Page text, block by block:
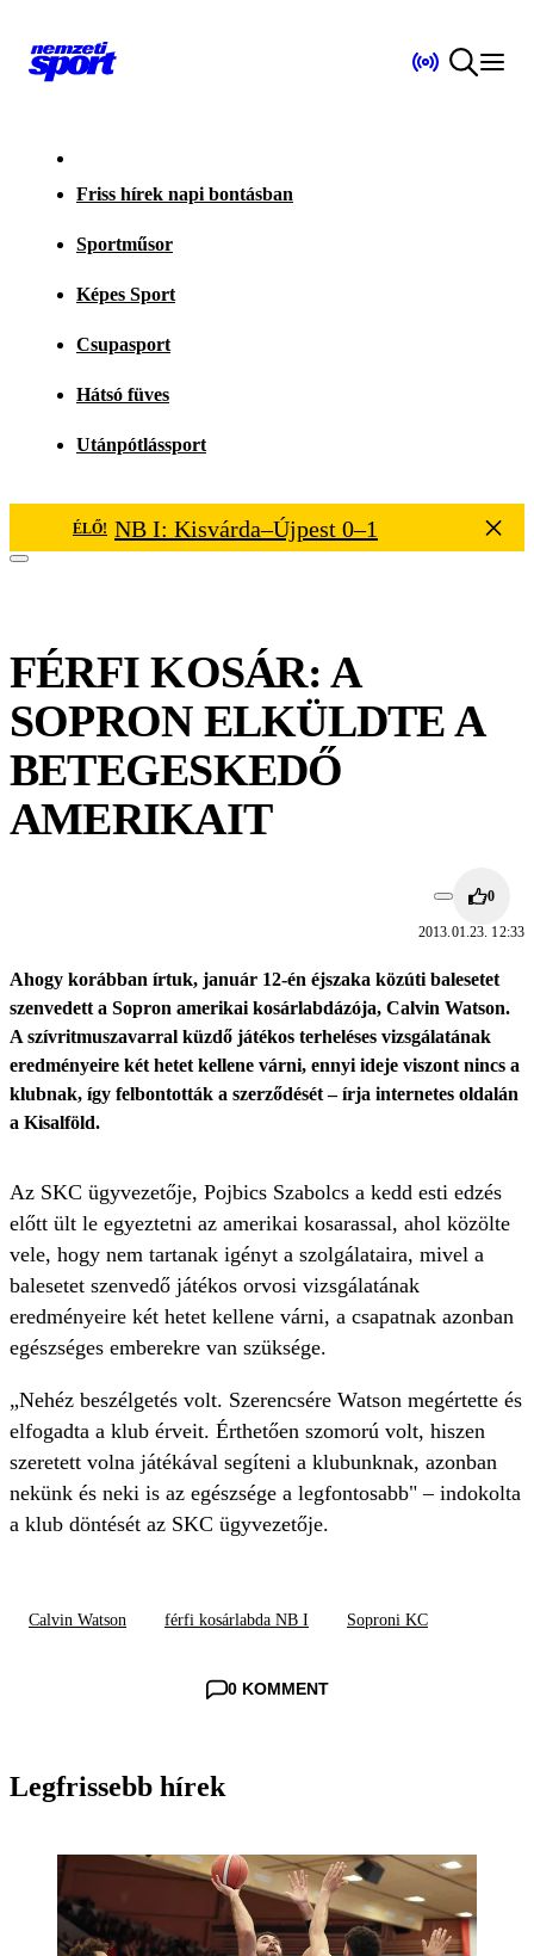
Friss hírek napi bontásban
Sportműsor
Képes Sport
Csupasport
Hátsó füves
Utánpótlássport
ÉLŐ! NB I: Kisvárda–Újpest 0–1
FÉRFI KOSÁR: A
SOPRON ELKÜLDTE A
BETEGESKEDŐ
AMERIKAIT
0
2013.01.23. 12:33
Ahogy korábban írtuk, január 12-én éjszaka közúti balesetet
szenvedett a Sopron amerikai kosárlabdázója, Calvin Watson.
A szívritmuszavarral küzdő játékos terheléses vizsgálatának
eredményeire két hetet kellene várni, ennyi ideje viszont nincs a
klubnak, így felbontották a szerződését – írja internetes oldalán
a Kisalföld.
Az SKC ügyvezetője, Pojbics Szabolcs a kedd esti edzés
előtt ült le egyeztetni az amerikai kosarassal, ahol közölte
vele, hogy nem tartanak igényt a szolgálataira, mivel a
balesetet szenvedő játékos orvosi vizsgálatának
eredményeire két hetet kellene várni, a csapatnak azonban
egészséges emberekre van szüksége.
„Nehéz beszélgetés volt. Szerencsére Watson megértette és
elfogadta a klub érveit. Érthetően szomorú volt, hiszen
szeretett volna játékával segíteni a klubunknak, azonban
nekünk és neki is az egészsége a legfontosabb" – indokolta
a klub döntését az SKC ügyvezetője.
Calvin Watson férfi kosárlabda NB I Soproni KC
0 KOMMENT
Legfrissebb hírek